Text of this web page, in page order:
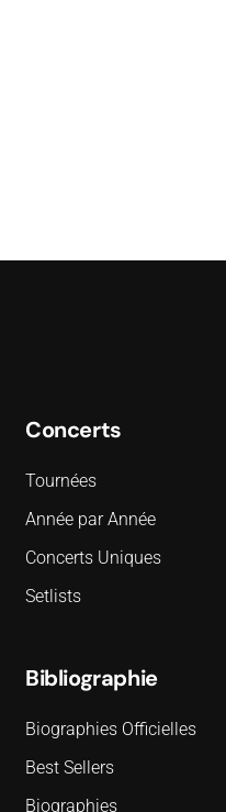
Concerts
Tournées
Année par Année
Concerts Uniques
Setlists
Bibliographie
Biographies Officielles
Best Sellers
Biographies